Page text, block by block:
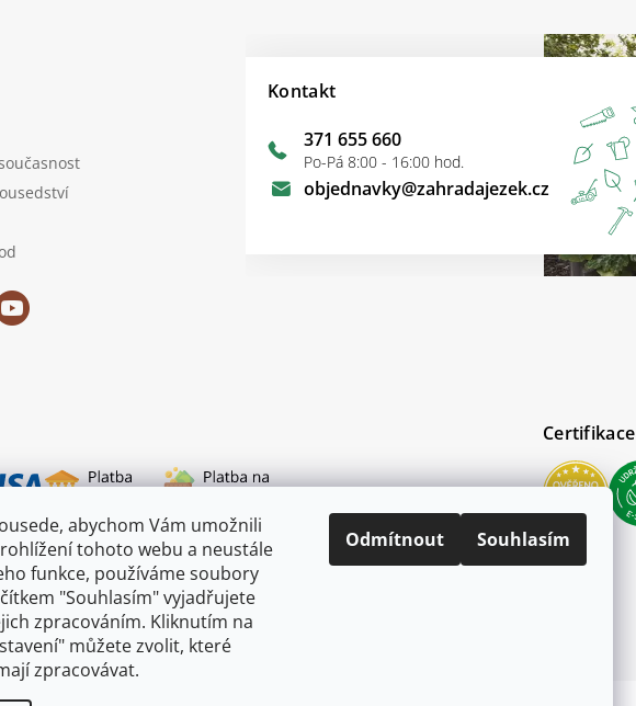
abychom Vám umožnili
tohoto webu a neustále
funkce, používáme soubory
"Souhlasím" vyjadřujete
zpracováním. Kliknutím na
můžete zvolit, které
zpracovávat.
Odmítnout Souhlasím
Kontakt
objednavky@zahradajezek.cz
371 655 660
Po-Pá 8:00 - 16:00 hod.
dopravy
Certifikace